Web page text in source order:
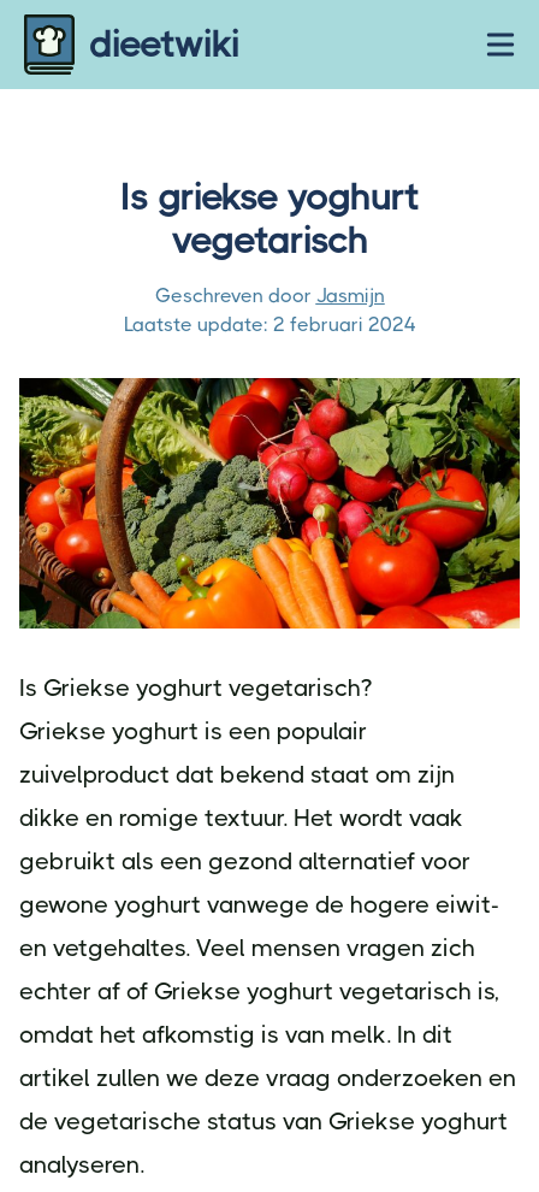
Skip to content
dieetwiki
Is griekse yoghurt
vegetarisch
Geschreven door Jasmijn
Laatste update: 2 februari 2024
Is Griekse yoghurt vegetarisch?
Griekse yoghurt is een populair
zuivelproduct dat bekend staat om zijn
dikke en romige textuur. Het wordt vaak
gebruikt als een gezond alternatief voor
gewone yoghurt vanwege de hogere eiwit-
en vetgehaltes. Veel mensen vragen zich
echter af of Griekse yoghurt vegetarisch is,
omdat het afkomstig is van melk. In dit
artikel zullen we deze vraag onderzoeken en
de vegetarische status van Griekse yoghurt
analyseren.